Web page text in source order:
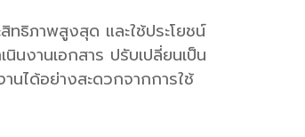
ธิภาพสูงสุด และใช้ประโยชน์
งานเอกสาร ปรับเปลี่ยนเป็น
นได้อย่างสะดวกจากการใช้